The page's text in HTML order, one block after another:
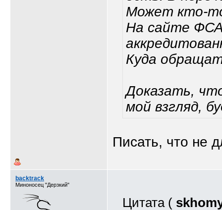
Может кто-
На сайте
Куда
Доказать,
мой взгляд,
Писать, что не
backtrack
Миноносец "Дерзкий"
Цитата (